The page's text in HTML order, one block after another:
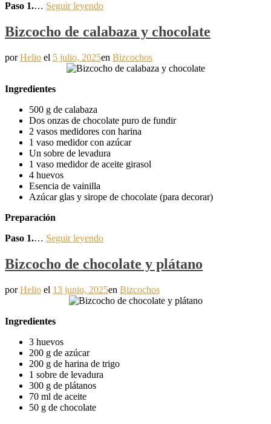
Paso 1.… Seguir leyendo
Bizcocho de calabaza y chocolate
porHelio el 5 julio, 2025en Bizcochos
Ingredientes
500 g de calabaza
Dos onzas de chocolate puro de fundir
2 vasos medidores con harina
1 vaso medidor con azúcar
Un sobre de levadura
1 vaso medidor de aceite girasol
4 huevos
Esencia de vainilla
Azúcar glas y sirope de chocolate (para decorar)
Preparación
Paso 1.… Seguir leyendo
Bizcocho de chocolate y plátano
porHelio el 13 junio, 2025en Bizcochos
Ingredientes
3 huevos
200 g de azúcar
200 g de harina de trigo
1 sobre de levadura
300 g de plátanos
70 ml de aceite
50 g de chocolate